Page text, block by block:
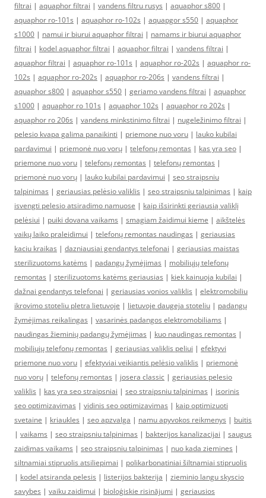
filtrai | aquaphor filtrai | vandens filtru rusys | aquaphor s800 |
aquaphor ro-101s | aquaphor ro-102s | aquapgor s550 | aquaphor
s1000 | namui ir biurui aquaphor filtrai | namams ir biurui aquaphor
filtrai | kodel aquaphor filtrai | aquaphor filtrai | vandens filtrai |
aquaphor filtrai | aquaphor ro-101s | aquaphor ro-202s | aquaphor ro-
102s | aquaphor ro-202s | aquaphor ro-206s | vandens filtrai |
aquaphor s800 | aquaphor s550 | geriamo vandens filtrai | aquaphor
s1000 | aquaphor ro 101s | aquaphor 102s | aquaphor ro 202s |
aquaphor ro 206s | vandens minkstinimo filtrai | nugeležinimo filtrai |
pelesio kvapa galima panaikinti | priemone nuo voru | lauko kubilai
pardavimui | priemonė nuo vorų | telefonų remontas | kas yra seo |
priemone nuo voru | telefonų remontas | telefonų remontas |
priemonė nuo vorų | lauko kubilai pardavimui | seo straipsniu
talpinimas | geriausias pelėsio valiklis | seo straipsniu talpinimas | kaip
isvengti pelesio atsiradimo namuose | kaip išsirinkti geriausią valiklį
pelėsiui | puiki dovana vaikams | smagiam žaidimui kieme | aikštelės
vaikų laiko praleidimui | telefonų remontas naudingas | geriausias
kaciu kraikas | dazniausiai gendantys telefonai | geriausias maistas
sterilizuotoms katėms | padangų žymėjimas | mobiliųjų telefonų
remontas | sterilizuotoms katėms geriausias | kiek kainuoja kubilai |
dažnai gendantys telefonai | geriausias vonios valiklis | elektromobiliu
ikrovimo stoteliu pletra lietuvoje | lietuvoje daugeja stoteliu | padangų
žymėjimas reikalingas | vasarinės padangos elektromobiliams |
naudingas žieminių padangų žymėjimas | kuo naudingas remontas |
mobiliųjų telefonų remontas | geriausias valiklis peliui | efektyvi
priemone nuo voru | efektyviai veikiantis pelėsio valiklis | priemonė
nuo vorų | telefonų remontas | josera classic | geriausias pelesio
valiklis | kas yra seo straipsniai | seo straipsniu talpinimas | isorinis
seo optimizavimas | vidinis seo optimizavimas | kaip optimizuoti
svetaine | kriaukles | seo apzvalga | namu apyvokos reikmenys | buitis
| vaikams | seo straipsniu talpinimas | bakterijos kanalizacijai | saugus
zaidimas vaikams | seo straipsniu talpinimas | nuo kada ziemines |
siltnamiai stipruolis atsiliepimai | polikarbonatiniai šiltnamiai stipruolis
| kodel atsiranda pelesis | listerijos bakterija | zieminio langu skyscio
savybes | vaiku zaidimui | bioloģiskie risinājumi | geriausios